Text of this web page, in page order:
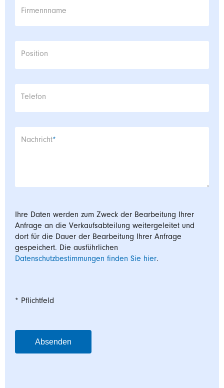
Firmennname
Position
Telefon
Pflichtfeld
Nachricht*
Ihre Daten werden zum Zweck der Bearbeitung Ihrer
Anfrage an die Verkaufsabteilung weitergeleitet und
dort für die Dauer der Bearbeitung Ihrer Anfrage
gespeichert. Die ausführlichen
Datenschutzbestimmungen finden Sie hier.
* Pflichtfeld
Absenden